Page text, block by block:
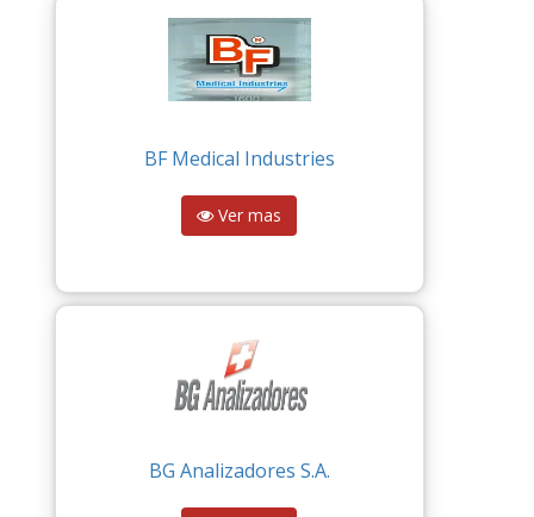
BF Medical Industries
Ver mas
BG Analizadores S.A.